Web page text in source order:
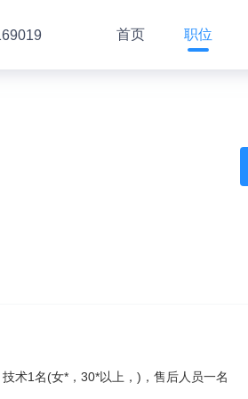
首页 职位
术1名(女*，30*以上，)，售后人员一名